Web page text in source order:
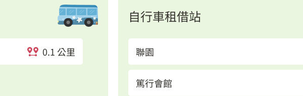
0.1 公里
自行車租借站
聯園
篤行會館